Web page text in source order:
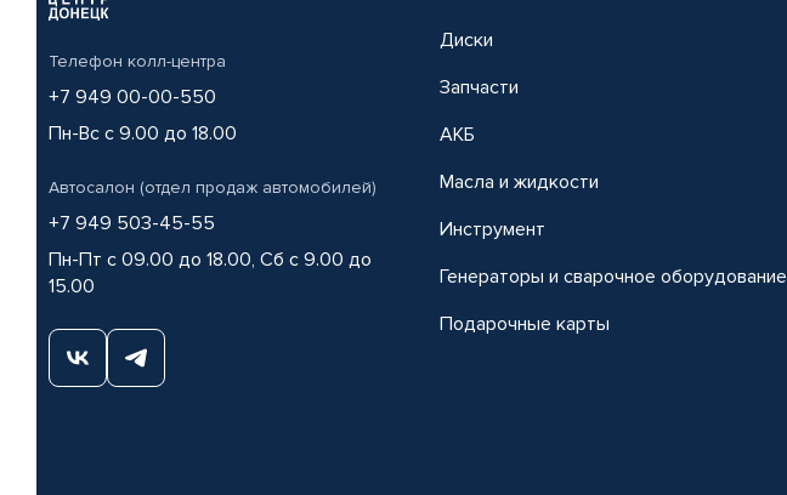
Телефон колл-центра
+7 949 00-00-550
Пн-Вс с 9.00 до 18.00
Автосалон (отдел продаж автомобилей)
+7 949 503-45-55
Пн-Пт с 09.00 до 18.00, Сб с 9.00 до
15.00
Диски
Запчасти
АКБ
Масла и жидкости
Инструмент
Генераторы и сварочное оборудование
Подарочные карты